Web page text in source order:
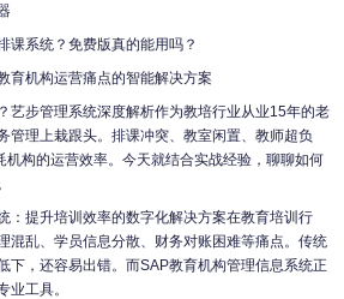
课系统？免费版真的能用吗？
育机构运营痛点的智能解决方案
艺步管理系统深度解析作为教培行业从业15年的老
管理上栽跟头。排课冲突、教室闲置、教师超负
机构的运营效率。今天就结合实战经验，聊聊如何
：提升培训效率的数字化解决方案在教育培训行
混乱、学员信息分散、财务对账困难等痛点。传统
下，还容易出错。而SAP教育机构管理信息系统正
业工具。